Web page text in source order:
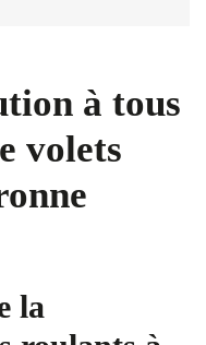
à tous
volets
la